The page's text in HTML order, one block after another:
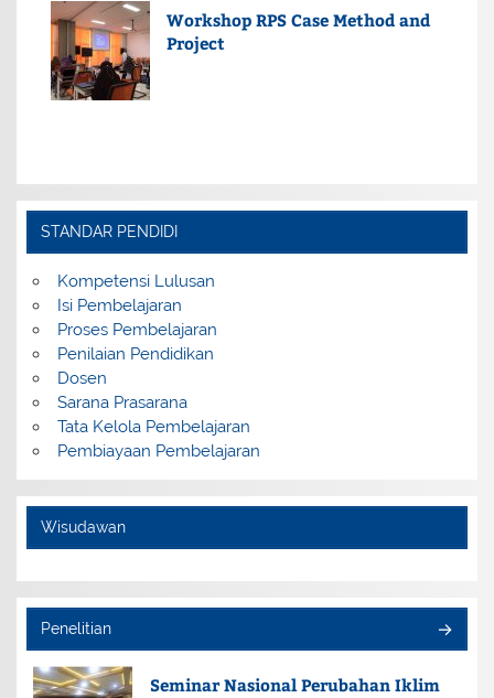
Workshop RPS Case Method and
Project
STANDAR PENDIDI
Kompetensi Lulusan
Isi Pembelajaran
Proses Pembelajaran
Penilaian Pendidikan
Dosen
Sarana Prasarana
Tata Kelola Pembelajaran
Pembiayaan Pembelajaran
Wisudawan
Penelitian
Seminar Nasional Perubahan Iklim